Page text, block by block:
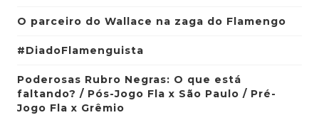
O parceiro do Wallace na zaga do Flamengo
#DiadoFlamenguista
Poderosas Rubro Negras: O que está
faltando? / Pós-Jogo Fla x São Paulo / Pré-
Jogo Fla x Grêmio